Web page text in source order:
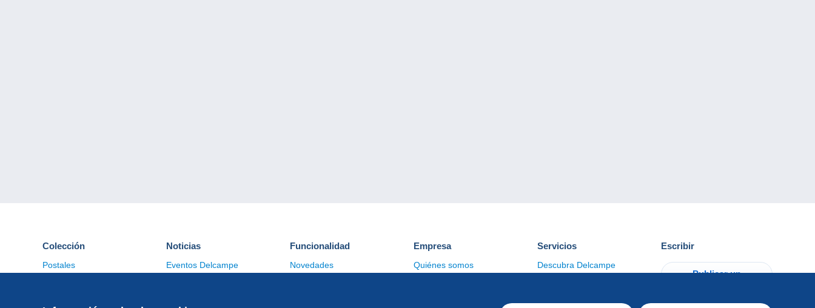
Colección
Postales
Noticias
Eventos Delcampe
Funcionalidad
Novedades
Empresa
Quiénes somos
Servicios
Descubra Delcampe
Escribir
Publicar un